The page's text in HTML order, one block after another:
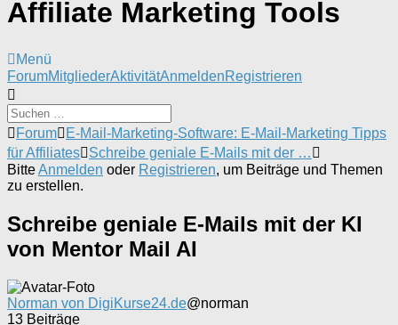
Affiliate Marketing Tools
Menü
Forum-
Navigation
ForumMitgliederAktivitätAnmeldenRegistrieren
Forum-
Breadcrumbs
-
Du
bist
Forum
E-Mail-Marketing-Software: E-Mail-Marketing Tipps
für Affiliates
Schreibe geniale E-Mails mit der …
BitteAnmelden oder Registrieren, um Beiträge und Themen
zu erstellen.
Schreibe geniale E-Mails mit der KI
von Mentor Mail AI
Norman von DigiKurse24.de@norman
13 Beiträge